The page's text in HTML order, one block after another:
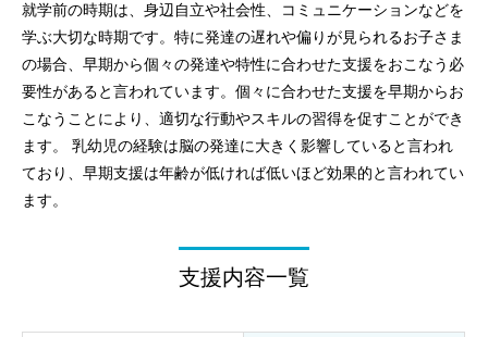
就学前の時期は、身辺自立や社会性、コミュニケーションなどを
学ぶ大切な時期です。特に発達の遅れや偏りが見られるお子さま
の場合、早期から個々の発達や特性に合わせた支援をおこなう必
要性があると言われています。個々に合わせた支援を早期からお
こなうことにより、適切な行動やスキルの習得を促すことができ
ます。 乳幼児の経験は脳の発達に大きく影響していると言われ
ており、早期支援は年齢が低ければ低いほど効果的と言われてい
ます。
支援内容一覧